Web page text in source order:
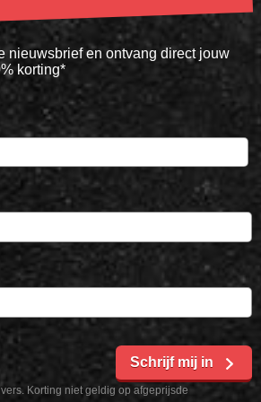
nieuwsbrief en ontvang direct jouw
korting*
Korting niet geldig op afgeprijsde
Schrijf mij in